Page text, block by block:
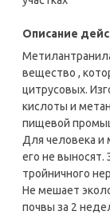
Описание
вещество ,
цитрусовых.
кислоты и
пищевой
Для человека и
его не выносят.
тройничного
Не мешает
почвы за 2